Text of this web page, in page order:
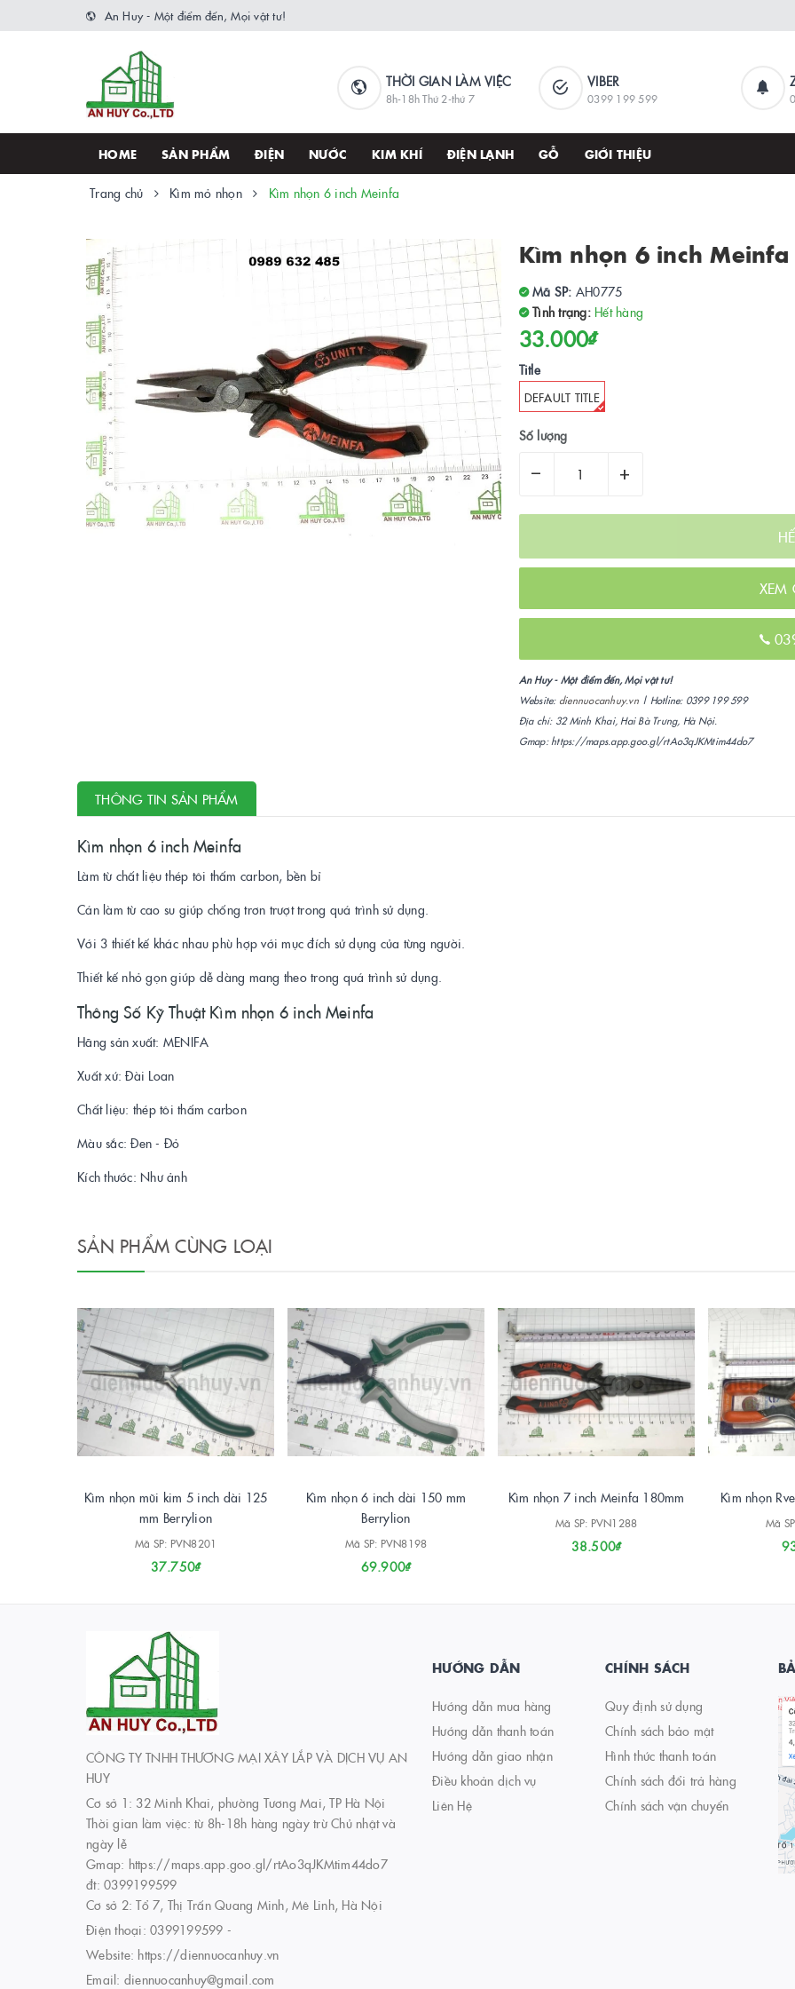
An Huy - Một điểm đến, Mọi vật tư!
THỜI GIAN LÀM VIỆC
8h-18h Thứ 2-thứ 7
VIBER
0399 199 599
HOME SẢN PHẨM ĐIỆN NƯỚC KIM KHÍ ĐIỆN LẠNH GỖ GIỚI THIỆU
Trang chủ Kìm mỏ nhọn Kìm nhọn 6 inch Meinfa
Kìm nhọn 6 inch Meinfa
Mã SP: AH0775
Tình trạng: Hết hàng
33.000₫
Title
DEFAULT TITLE
Số lượng
– +
XEM
An Huy - Một điểm đến, Mọi vật tư!
Website: diennuocanhuy.vn| Hotline: 0399 199 599
Địa chỉ: 32 Minh Khai, Hai Bà Trưng, Hà Nội.
Gmap: https://maps.app.goo.gl/rtAo3qJKMtim44do7
THÔNG TIN SẢN PHẨM
Kìm nhọn 6 inch Meinfa
Làm từ chất liệu thép tôi thấm carbon, bền bỉ
Cán làm từ cao su giúp chống trơn trượt trong quá trình sử dụng.
Với 3 thiết kế khác nhau phù hợp với mục đích sử dụng của từng người.
Thiết kế nhỏ gọn giúp dễ dàng mang theo trong quá trình sử dụng.
Thông Số Kỹ Thuật Kìm nhọn 6 inch Meinfa
Hãng sản xuất: MENIFA
Xuất xứ: Đài Loan
Chất liệu: thép tôi thấm carbon
Màu sắc: Đen - Đỏ
Kích thước: Như ảnh
SẢN PHẨM CÙNG LOẠI
Kìm nhọn mũi kim 5 inch dài 125
mm Berrylion
Mã SP: PVN8201
37.750₫
Kìm nhọn 6 inch dài 150 mm
Berrylion
Mã SP: PVN8198
69.900₫
Kìm nhọn 7 inch Meinfa 180mm
Mã SP: PVN1288
38.500₫
Kìm nhọn
Mã
CÔNG TY TNHH THƯƠNG MẠI XÂY LẮP VÀ DỊCH VỤ AN
HUY
Cơ sở 1: 32 Minh Khai, phường Tương Mai, TP Hà Nội
Thời gian làm việc: từ 8h-18h hàng ngày trừ Chủ nhật và
ngày lễ
Gmap: https://maps.app.goo.gl/rtAo3qJKMtim44do7
đt: 0399199599
Cơ sở 2: Tổ 7, Thị Trấn Quang Minh, Mê Linh, Hà Nội
Điện thoại: 0399199599 -
Website: https://diennuocanhuy.vn
Email: diennuocanhuy@gmail.com
HƯỚNG DẪN
Hướng dẫn mua hàng
Hướng dẫn thanh toán
Hướng dẫn giao nhận
Điều khoản dịch vụ
Liên Hệ
CHÍNH SÁCH
Quy định sử dụng
Chính sách bảo mật
Hình thức thanh toán
Chính sách đổi trả hàng
Chính sách vận chuyển